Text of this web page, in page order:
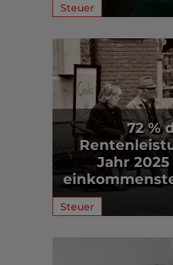
Steuer
72 %
Jahr
Steuer